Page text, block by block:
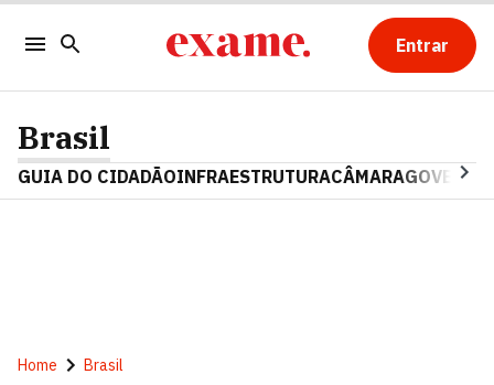
Entrar
Brasil
GUIA DO CIDADÃOINFRAESTRUTURACÂMARAGOVERNO
Home Brasil